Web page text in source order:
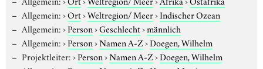
Allgemein:›Ort›Weltregion/ Meer›Indischer Ozean
Allgemein:›Person›Geschlecht›männlich
Allgemein:›Person›Namen A-Z›Doegen, Wilhelm
Projektleiter:›Person›Namen A-Z›Doegen, Wilhelm